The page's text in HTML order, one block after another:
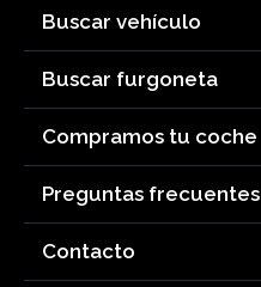
Buscar vehículo
Buscar furgoneta
Compramos tu coche
Preguntas frecuentes
Contacto